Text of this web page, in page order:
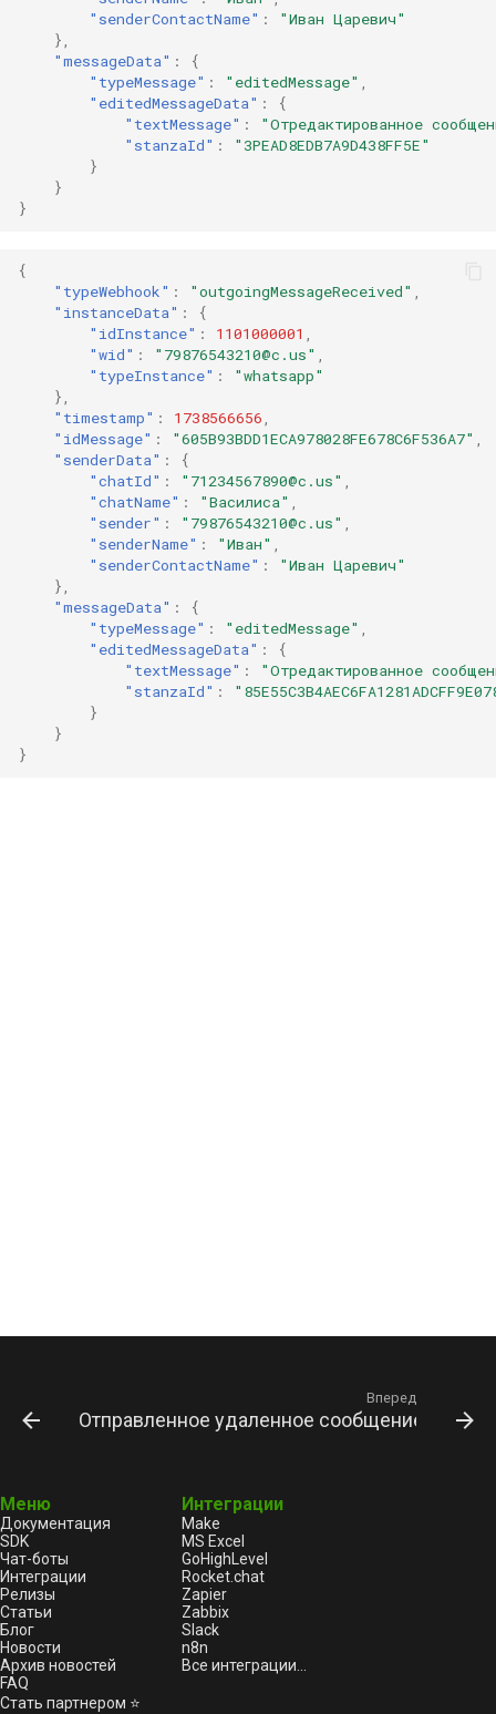
"senderContactName" :
"Иван Царевич"
},
"messageData" :
{
"typeMessage" : "editedMessage" ,
"editedMessageData" :
{
"textMessage" :
"Отредактированное
"stanzaId" :
"3PEAD8EDB7A9D438FF5E"
}
}
}
{
"typeWebhook" : "outgoingMessageReceived" ,
"instanceData" :
{
"idInstance" : 1101000001 ,
"wid" : "79876543210@c.us" ,
"typeInstance" :
"whatsapp"
},
"timestamp" : 1738566656,
"idMessage" : "605B93BDD1ECA978028FE678C6F536A7" ,
"senderData" :
{
"chatId" : "71234567890@c.us" ,
"chatName" : "Василиса" ,
"sender" : "79876543210@c.us" ,
"senderName" : "Иван" ,
"senderContactName" :
"Иван Царевич"
},
"messageData" :
{
"typeMessage" : "editedMessage" ,
"editedMessageData" :
{
"textMessage" :
"Отредактированное
"stanzaId" :
}
}
}
Вперед
Отправленное удаленное сообщение
Меню
Документация
SDK
Чат-боты
Интеграции
Релизы
Статьи
Блог
Новости
Архив новостей
FAQ
Стать партнером ⭐
Интеграции
Make
MS Excel
GoHighLevel
Rocket.chat
Zapier
Zabbix
Slack
n8n
Все интеграции...